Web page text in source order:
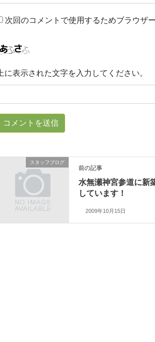
次回のコメントで使用するためブラウザ
上に表示された文字を入力してください。
スタッフブログ
前の記事
水無瀬神宮参道に新
しています！
2009年10月15日